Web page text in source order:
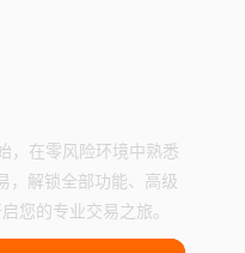
，在零风险环境中熟悉
，解锁全部功能、高级
您的专业交易之旅。